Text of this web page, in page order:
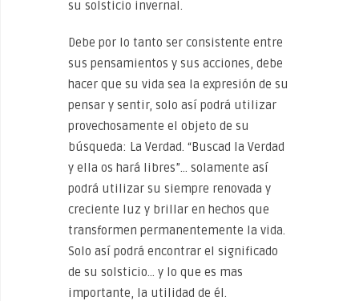
su solsticio invernal.
Debe por lo tanto ser consistente entre
sus pensamientos y sus acciones, debe
hacer que su vida sea la expresión de su
pensar y sentir, solo así podrá utilizar
provechosamente el objeto de su
búsqueda: La Verdad. “Buscad la Verdad
y ella os hará libres”… solamente así
podrá utilizar su siempre renovada y
creciente luz y brillar en hechos que
transformen permanentemente la vida.
Solo así podrá encontrar el significado
de su solsticio… y lo que es mas
importante, la utilidad de él.